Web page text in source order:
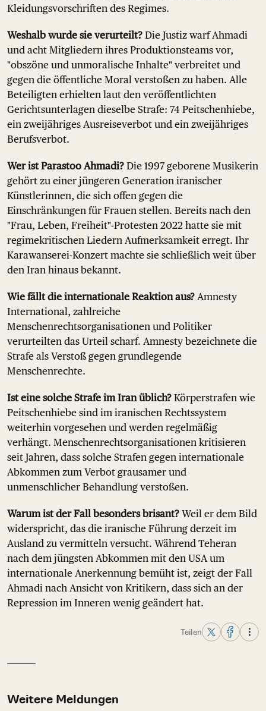
Kleidungsvorschriften des Regimes.
Weshalb wurde sie verurteilt? Die Justiz warf Ahmadi
und acht Mitgliedern ihres Produktionsteams vor,
"obszöne und unmoralische Inhalte" verbreitet und
gegen die öffentliche Moral verstoßen zu haben. Alle
Beteiligten erhielten laut den veröffentlichten
Gerichtsunterlagen dieselbe Strafe: 74 Peitschenhiebe,
ein zweijähriges Ausreiseverbot und ein zweijähriges
Berufsverbot.
Wer ist Parastoo Ahmadi? Die 1997 geborene Musikerin
gehört zu einer jüngeren Generation iranischer
Künstlerinnen, die sich offen gegen die
Einschränkungen für Frauen stellen. Bereits nach den
"Frau, Leben, Freiheit"-Protesten 2022 hatte sie mit
regimekritischen Liedern Aufmerksamkeit erregt. Ihr
Karawanserei-Konzert machte sie schließlich weit über
den Iran hinaus bekannt.
Wie fällt die internationale Reaktion aus? Amnesty
International, zahlreiche
Menschenrechtsorganisationen und Politiker
verurteilten das Urteil scharf. Amnesty bezeichnete die
Strafe als Verstoß gegen grundlegende
Menschenrechte.
Ist eine solche Strafe im Iran üblich? Körperstrafen wie
Peitschenhiebe sind im iranischen Rechtssystem
weiterhin vorgesehen und werden regelmäßig
verhängt. Menschenrechtsorganisationen kritisieren
seit Jahren, dass solche Strafen gegen internationale
Abkommen zum Verbot grausamer und
unmenschlicher Behandlung verstoßen.
Warum ist der Fall besonders brisant? Weil er dem Bild
widerspricht, das die iranische Führung derzeit im
Ausland zu vermitteln versucht. Während Teheran
nach dem jüngsten Abkommen mit den USA um
internationale Anerkennung bemüht ist, zeigt der Fall
Ahmadi nach Ansicht von Kritikern, dass sich an der
Repression im Inneren wenig geändert hat.
Teilen
Weitere Meldungen